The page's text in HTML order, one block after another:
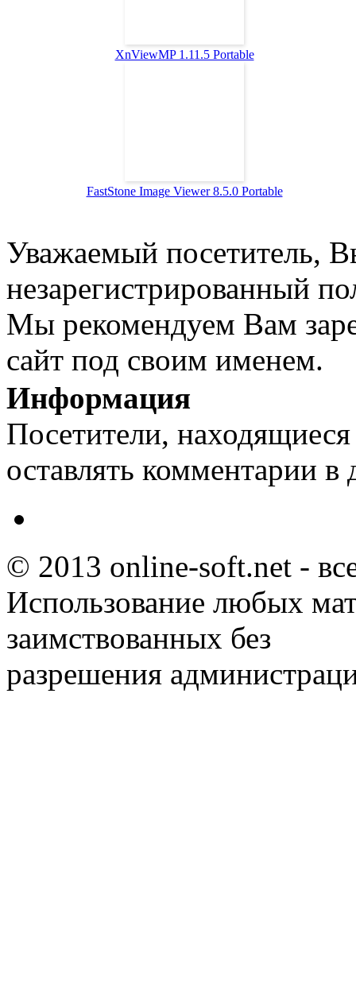
XnViewMP 1.11.5 Portable
FastStone Image Viewer 8.5.0 Portable
Уважаемый посетитель,
незарегистрированный
Мы рекомендуем Вам
сайт под своим именем.
Информация
Посетители,
оставлять комментарии в
© 2013 online-soft.net -
Использование любых
заимствованных без
разрешения